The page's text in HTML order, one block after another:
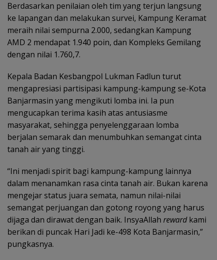
Berdasarkan penilaian oleh tim yang terjun langsung
ke lapangan dan melakukan survei, Kampung Keramat
meraih nilai sempurna 2.000, sedangkan Kampung
AMD 2 mendapat 1.940 poin, dan Kompleks Gemilang
dengan nilai 1.760,7.
Kepala Badan Kesbangpol Lukman Fadlun turut
mengapresiasi partisipasi kampung-kampung se-Kota
Banjarmasin yang mengikuti lomba ini. Ia pun
mengucapkan terima kasih atas antusiasme
masyarakat, sehingga penyelenggaraan lomba
berjalan semarak dan menumbuhkan semangat cinta
tanah air yang tinggi.
“Ini menjadi spirit bagi kampung-kampung lainnya
dalam menanamkan rasa cinta tanah air. Bukan karena
mengejar status juara semata, namun nilai-nilai
semangat perjuangan dan gotong royong yang harus
dijaga dan dirawat dengan baik. InsyaAllah rewardkami
berikan di puncak Hari Jadi ke-498 Kota Banjarmasin,”
pungkasnya.